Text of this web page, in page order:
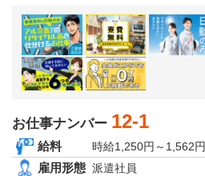
東京都
神奈川県
東北エリア
青森県
岩手県
宮城県
山形県
福島県
北海道エリア
お仕事ナンバー 12-1
給料 時給1,250円～1,562円
雇用形態 派遣社員